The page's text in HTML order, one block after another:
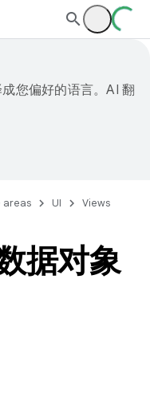
您偏好的语言。AI 翻
areas UI
Views
据对象